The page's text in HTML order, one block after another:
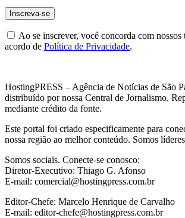
Ao se inscrever, você concorda com nossos
acordo de Política de Privacidade.
HostingPRESS – Agência de Notícias de São
distribuído por nossa Central de Jornalismo.
mediante crédito da fonte.
Este portal foi criado especificamente para
nossa região ao melhor conteúdo. Somos
Somos sociais. Conecte-se conosco:
Diretor-Executivo: Thiago G. Afonso
E-mail: comercial@hostingpress.com.br
Editor-Chefe: Marcelo Henrique de Carvalho
E-mail: editor-chefe@hostingpress.com.br